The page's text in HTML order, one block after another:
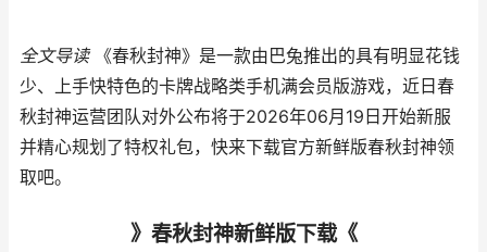
全文导读《春秋封神》是一款由巴兔推出的具有明显花钱
少、上手快特色的卡牌战略类手机满会员版游戏，近日春
秋封神运营团队对外公布将于2026年06月19日开始新服
并精心规划了特权礼包，快来下载官方新鲜版春秋封神领
取吧。
》春秋封神新鲜版下载《